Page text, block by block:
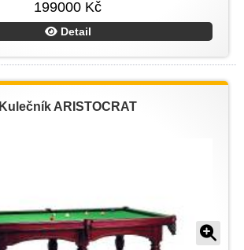
199000 Kč
Detail
Kulečník ARISTOCRAT